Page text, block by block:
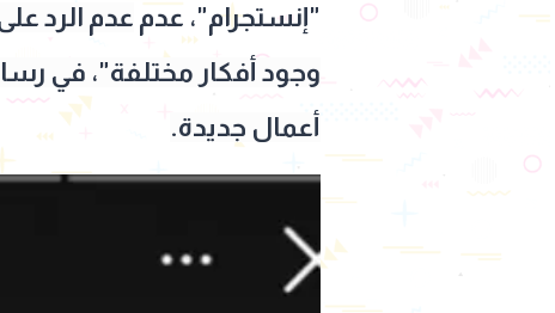
"إنستجرام"، عدم عدم الرد
وجود أفكار مختلفة"، في
أعمال جديدة.